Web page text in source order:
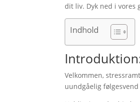
dit liv. Dyk ned i
Indhold
Velkommen,
uundgåelig